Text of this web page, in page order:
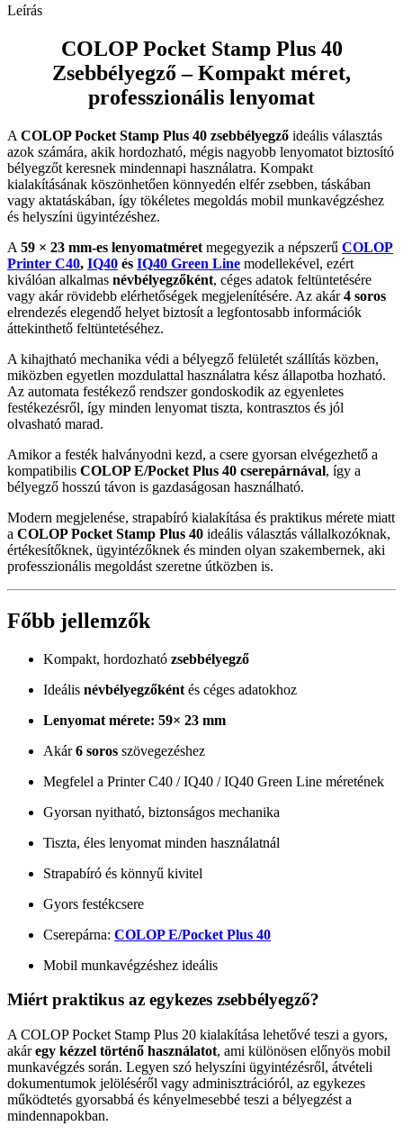
Leírás
COLOP Pocket Stamp Plus 40
Zsebbélyegző – Kompakt méret,
professzionális lenyomat
A COLOP Pocket Stamp Plus 40 zsebbélyegző ideális választás
azok számára, akik hordozható, mégis nagyobb lenyomatot biztosító
bélyegzőt keresnek mindennapi használatra. Kompakt
kialakításának köszönhetően könnyedén elfér zsebben, táskában
vagy aktatáskában, így tökéletes megoldás mobil munkavégzéshez
és helyszíni ügyintézéshez.
A 59 × 23 mm-es lenyomatméret megegyezik a népszerű COLOP
Printer C40, IQ40 és IQ40 Green Line modellekével, ezért
kiválóan alkalmas névbélyegzőként, céges adatok feltüntetésére
vagy akár rövidebb elérhetőségek megjelenítésére. Az akár4 soros
elrendezés elegendő helyet biztosít a legfontosabb információk
áttekinthető feltüntetéséhez.
A kihajtható mechanika védi a bélyegző felületét szállítás közben,
miközben egyetlen mozdulattal használatra kész állapotba hozható.
Az automata festékező rendszer gondoskodik az egyenletes
festékezésről, így minden lenyomat tiszta, kontrasztos és jól
olvasható marad.
Amikor a festék halványodni kezd, a csere gyorsan elvégezhető a
kompatibilis COLOP E/Pocket Plus 40 cserepárnával, így a
bélyegző hosszú távon is gazdaságosan használható.
Modern megjelenése, strapabíró kialakítása és praktikus mérete miatt
a COLOP Pocket Stamp Plus 40 ideális választás vállalkozóknak,
értékesítőknek, ügyintézőknek és minden olyan szakembernek, aki
professzionális megoldást szeretne útközben is.
Főbb jellemzők
Kompakt, hordozható zsebbélyegző
Ideális névbélyegzőként és céges adatokhoz
Lenyomat mérete: 59× 23 mm
Akár6 soros szövegezéshez
Megfelel a Printer C40 / IQ40 / IQ40 Green Line méretének
Gyorsan nyitható, biztonságos mechanika
Tiszta, éles lenyomat minden használatnál
Strapabíró és könnyű kivitel
Gyors festékcsere
Cserepárna: COLOP E/Pocket Plus 40
Mobil munkavégzéshez ideális
Miért praktikus az egykezes zsebbélyegző?
A COLOP Pocket Stamp Plus 20 kialakítása lehetővé teszi a gyors,
akáregy kézzel történő használatot, ami különösen előnyös mobil
munkavégzés során. Legyen szó helyszíni ügyintézésről, átvételi
dokumentumok jelöléséről vagy adminisztrációról, az egykezes
működtetés gyorsabbá és kényelmesebbé teszi a bélyegzést a
mindennapokban.